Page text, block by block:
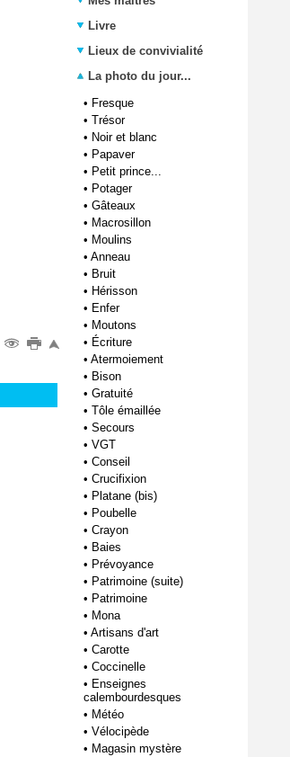
Livre
Lieux de convivialité
La photo du jour...
• Fresque
• Trésor
• Noir et blanc
• Papaver
• Petit prince...
• Potager
• Gâteaux
• Macrosillon
• Moulins
• Anneau
• Bruit
• Hérisson
• Enfer
• Moutons
• Écriture
• Atermoiement
• Bison
• Gratuité
• Tôle émaillée
• Secours
• VGT
• Conseil
• Crucifixion
• Platane (bis)
• Poubelle
• Crayon
• Baies
• Prévoyance
• Patrimoine (suite)
• Patrimoine
• Mona
• Artisans d'art
• Carotte
• Coccinelle
• Enseignes
calembourdesques
• Météo
• Vélocipède
• Magasin mystère